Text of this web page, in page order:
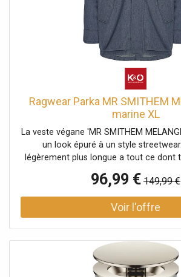
Ragwear Parka MR SMITHEM
marine XL
La veste végane 'MR SMITHEM
un look épuré à un style
légèrement plus longue a tout ce dont
poches à rabat doubles avec
fermeture éclair, une poche intérieure
de label typiques de ragwear. La
protégée par une patte de
manches. Veste végane avec doublure
pour l'automne Capuche montante
de serrage Matière hydrofuge 100 %
96,99 € 149,99 €